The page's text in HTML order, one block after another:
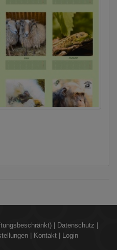
Datenschutz
Kontakt Login